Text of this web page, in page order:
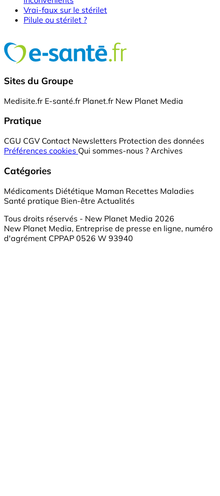
Vrai-faux sur le stérilet
Pilule ou stérilet ?
Sites du Groupe
Medisite.fr E-santé.fr Planet.fr New Planet Media
Pratique
CGU CGV Contact Newsletters Protection des données
Préférences cookies Qui sommes-nous ? Archives
Catégories
Médicaments Diététique Maman Recettes Maladies
Santé pratique Bien-être Actualités
Tous droits réservés - New Planet Media 2026
New Planet Media, Entreprise de presse en ligne, numéro
d'agrément CPPAP 0526 W 93940